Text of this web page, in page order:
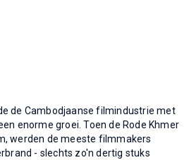
de Cambodjaanse filmindustrie met
enorme groei. Toen de Rode Khmer
werden de meeste filmmakers
- slechts zo'n dertig stuks